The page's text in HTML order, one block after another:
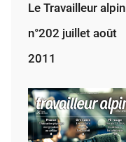
Le Travailleur alpin
n°202 juillet août
2011